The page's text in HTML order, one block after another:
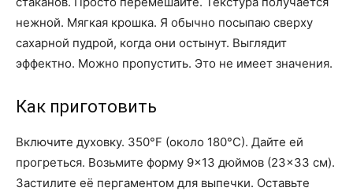
нежной. Мягкая крошка. Я обычно посыпаю сверху
сахарной пудрой, когда они остынут. Выглядит
эффектно. Можно пропустить. Это не имеет значения.
Как приготовить
Включите духовку. 350°F (около 180°C). Дайте ей
прогреться. Возьмите форму 9×13 дюймов (23×33 см).
Застилите её пергаментом для выпечки. Оставьте